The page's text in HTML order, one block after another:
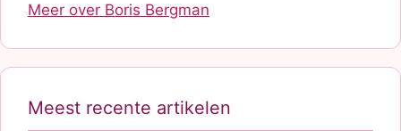
Meer over Boris Bergman
Meest recente artikelen